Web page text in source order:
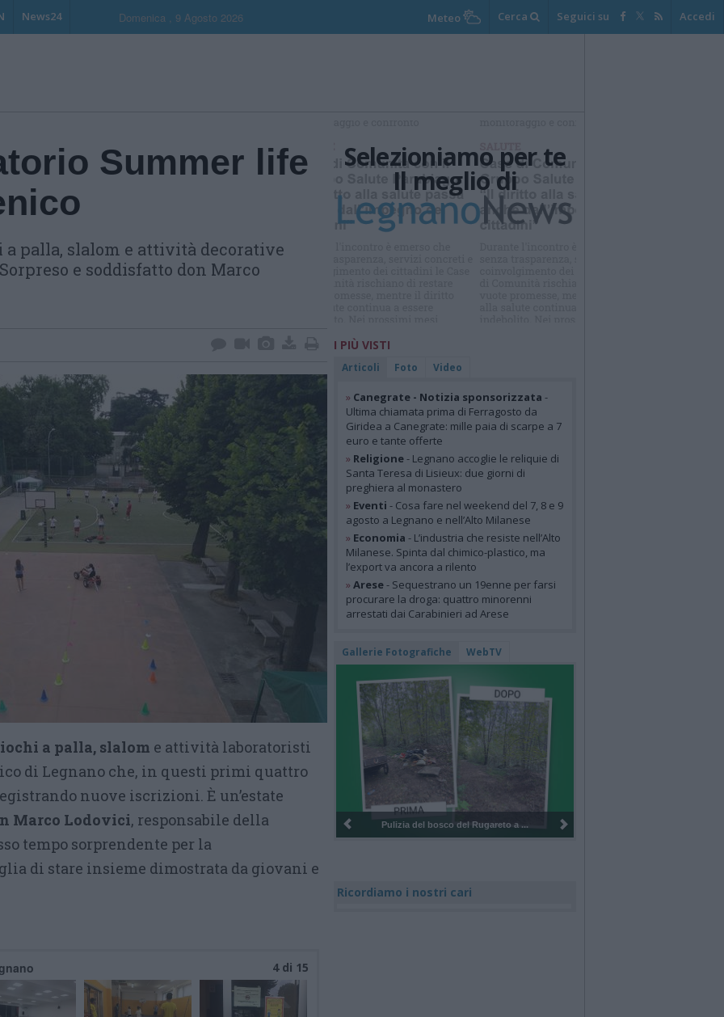
News24 Domenica , 9 Agosto 2026 Meteo Cerca Seguici su Accedi
Summer life
palla, slalom e attività decorative
e soddisfatto don Marco
a palla, slalom e attività laboratoristi
di Legnano che, in questi primi quattro
nuove iscrizioni. È un’estate
Marco Lodovici, responsabile della
tempo sorprendente per la
di stare insieme dimostrata da giovani e
4 di 15
Selezioniamo per te
Il meglio di
I PIÙ VISTI
Articoli Foto Video
» Canegrate - Notizia sponsorizzata -
Ultima chiamata prima di Ferragosto da
Giridea a Canegrate: mille paia di scarpe a 7
euro e tante offerte
» Religione- Legnano accoglie le reliquie di
Santa Teresa di Lisieux: due giorni di
preghiera al monastero
» Eventi - Cosa fare nel weekend del 7, 8 e 9
agosto a Legnano e nell’Alto Milanese
» Economia - L’industria che resiste nell’Alto
Milanese. Spinta dal chimico-plastico, ma
l’export va ancora a rilento
» Arese- Sequestrano un 19enne per farsi
procurare la droga: quattro minorenni
arrestati dai Carabinieri ad Arese
Gallerie Fotografiche WebTV
Pulizia del bosco del Rugareto a ...
Ricordiamo i nostri cari